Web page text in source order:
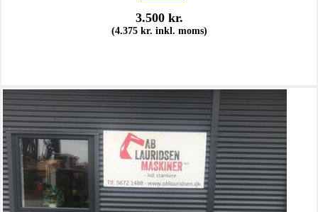
3.500 kr.
(4.375 kr. inkl. moms)